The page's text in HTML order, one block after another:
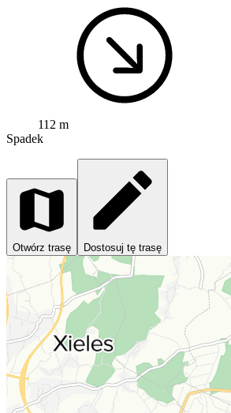
112 m
Spadek
Otwórz trasę Dostosuj tę trasę